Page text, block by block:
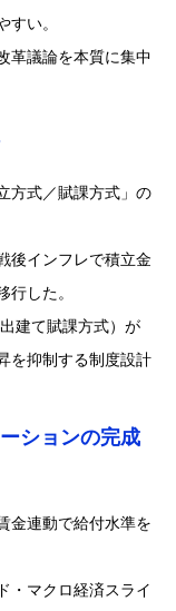
い。
革議論を本質に集中
方式／賦課方式」の
後インフレで積立金
した。
建て賦課方式）が
を抑制する制度設計
ションの完成
金連動で給付水準を
・マクロ経済スライ